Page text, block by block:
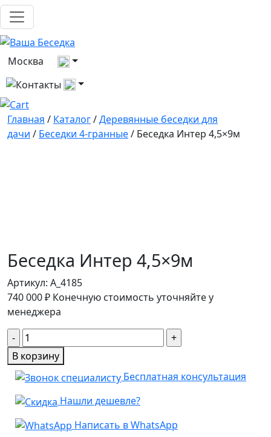
Москва
Выберите город
Все контакты
Главная / Каталог/Деревянные беседки для
дачи / Беседки 4-гранные/ Беседка Интер 4,5×9м
Беседка Интер 4,5×9м
Артикул: A_4185
740 000₽ Конечную стоимость уточняйте у
менеджера
Количество
товара
Беседка
Интер
4,5×9м
В корзину
Бесплатная консультация
Нашли дешевле?
Написать в WhatsApp